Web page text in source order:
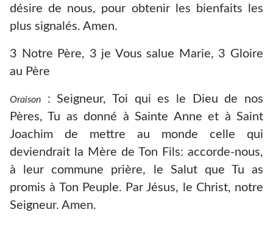
désire de nous, pour obtenir les bienfaits les
plus signalés. Amen.
3 Notre Père, 3 je Vous salue Marie, 3 Gloire
au Père
Oraison
: Seigneur, Toi qui es le Dieu de nos
Pères, Tu as donné à Sainte Anne et à Saint
Joachim de mettre au monde celle qui
deviendrait la Mère de Ton Fils: accorde-nous,
à leur commune prière, le Salut que Tu as
promis à Ton Peuple. Par Jésus, le Christ, notre
Seigneur. Amen.